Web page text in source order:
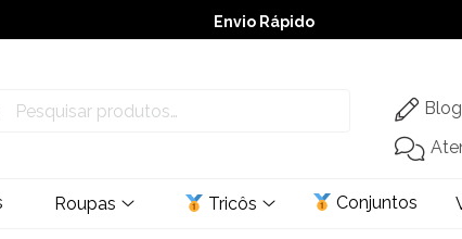
Envio Rápido
➚ Ofertas– Até 60% OFF
Blog
Roupas Tricôs Conjuntos